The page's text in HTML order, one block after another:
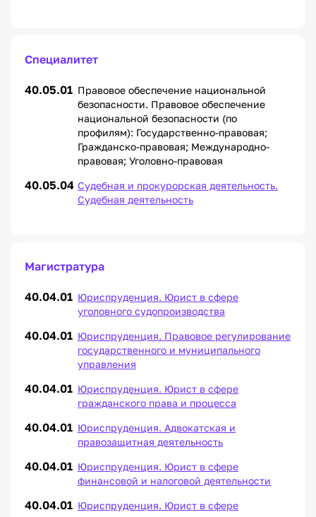
Специалитет
40.05.01 Правовое обеспечение национальной
безопасности. Правовое обеспечение
национальной безопасности (по
профилям): Государственно-правовая;
Гражданско-правовая; Международно-
правовая; Уголовно-правовая
40.05.04 Судебная и прокурорская деятельность.
Судебная деятельность
Магистратура
40.04.01 Юриспруденция. Юрист в сфере
уголовного судопроизводства
40.04.01 Юриспруденция. Правовое регулирование
государственного и муниципального
управления
40.04.01 Юриспруденция. Юрист в сфере
гражданского права и процесса
40.04.01 Юриспруденция. Адвокатская и
правозащитная деятельность
40.04.01 Юриспруденция. Юрист в сфере
финансовой и налоговой деятельности
40.04.01 Юриспруденция. Юрист в сфере